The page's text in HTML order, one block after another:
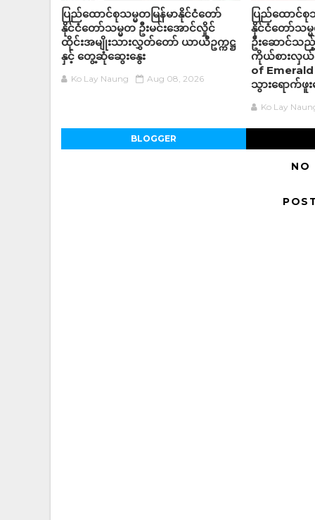
ပြည်ထောင်စုသမ္မတမြန်မာနိုင်ငံတော်
နိုင်ငံတော်သမ္မတ ဦးမင်းအောင်လှိုင်
ထိုင်းအမျိုးသားလွှတ်တော် ယာယီဥက္ကဋ္ဌ
နှင့် တွေ့ဆုံဆွေးနွေး
Ko Lay Naung Aug 08, 2026
ပြည်ထောင်စု
နိုင်ငံတော်သမ္
ဦးဆောင်သည့်
ကိုယ်စားလှယ်
of
သွားရောက်ဖူ
Ko Lay
BLOGGER
NO